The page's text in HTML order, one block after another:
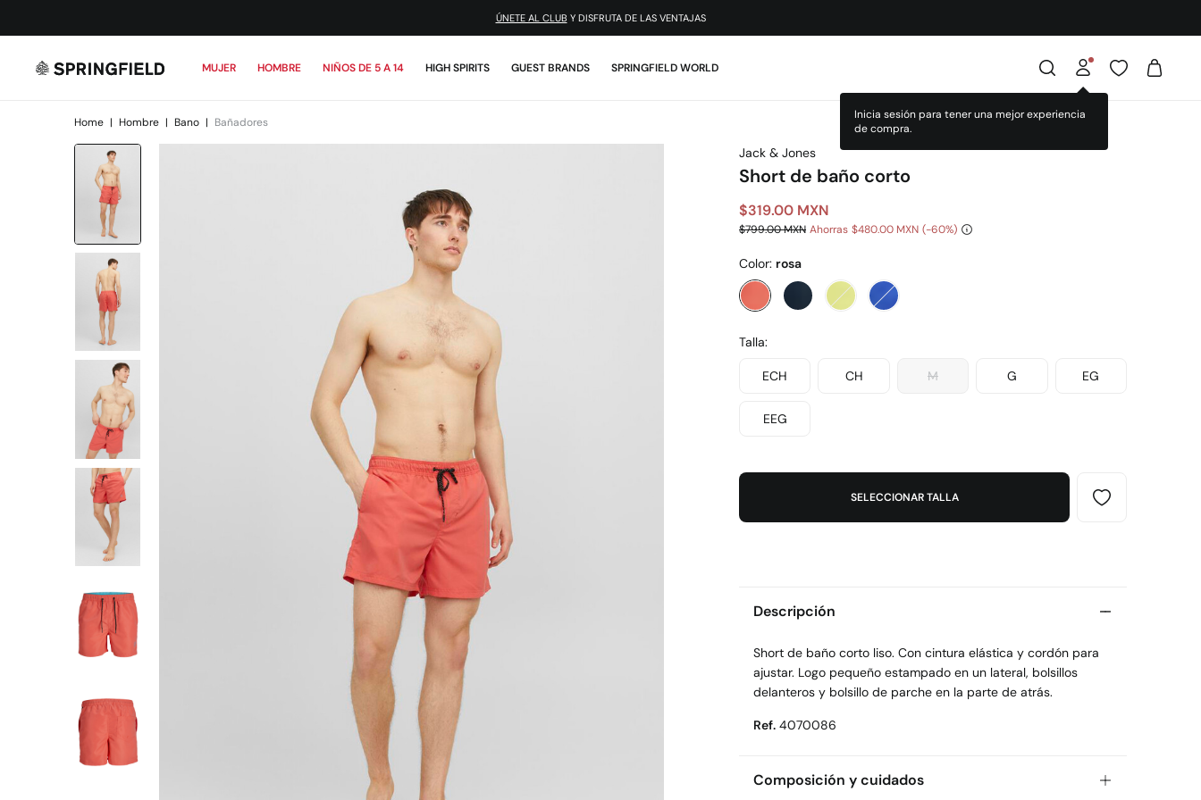
MUJER HOMBRE NIÑOS DE 5 A 14 HIGH SPIRITS GUEST BRANDS SPRINGFIELD WORLD
Inicia sesión para tener una mejor experiencia
de compra.
Home | Hombre | Bano | Bañadores
Jack & Jones
Short de baño corto
$319.00 MXN
$799.00 MXN Ahorras $480.00 MXN 60
Color: rosa
Talla:
ECH CH M G EG
EEG
SELECCIONAR TALLA
Descripción
Short de baño corto liso. Con cintura elástica y cordón para
ajustar. Logo pequeño estampado en un lateral, bolsillos
delanteros y bolsillo de parche en la parte de atrás.
Ref. 4070086
Composición y cuidados